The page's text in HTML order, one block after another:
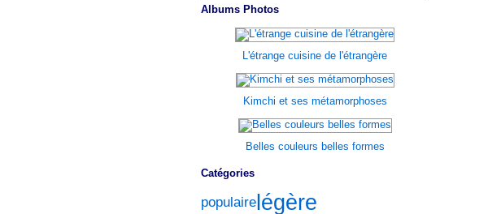
Albums Photos
L'étrange cuisine de l'étrangère
Kimchi et ses métamorphoses
Belles couleurs belles formes
Catégories
populairelégère